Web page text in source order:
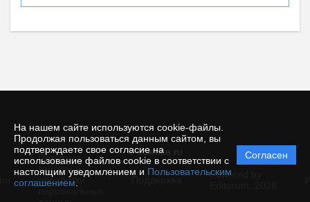
На нашем сайте используются cookie-файлы.
Продолжая пользоваться данным сайтом, вы
подтверждаете свое согласие на
использование файлов cookie в соответствии с
настоящим уведомлением и Пользовательским
соглашением
Согласен
© ecience.ru
Политика
защиты и
обработки
Powered by